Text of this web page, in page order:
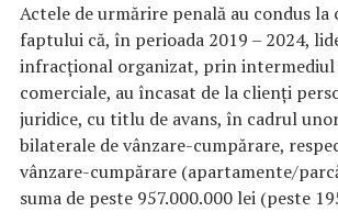
Actele de urmărire penală au condus la
faptului că, în perioada 2019 – 2024,
infracțional organizat, prin intermediul
comerciale, au încasat de la clienți
juridice, cu titlu de avans, în cadrul
bilaterale de vânzare-cumpărare,
vânzare-cumpărare (apartamente/
suma de peste 957.000.000 lei (peste